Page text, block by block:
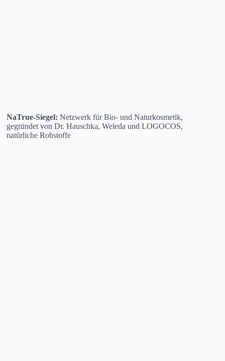
NaTrue-Siegel: Netzwerk für Bio- und Naturkosmetik,
gegründet von Dr. Hauschka, Weleda und LOGOCOS,
natürliche Rohstoffe